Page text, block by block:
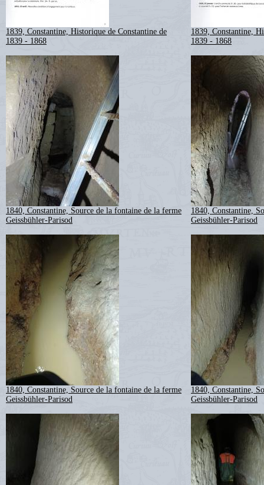
1839, Constantine, Historique de Constantine de
1839 - 1868
1839, Constantine,
1839 - 1868
1840, Constantine, Source de la fontaine de la ferme
Geissbühler-Parisod
1840, Constantine,
Geissbühler-Parisod
1840, Constantine, Source de la fontaine de la ferme
Geissbühler-Parisod
1840, Constantine,
Geissbühler-Parisod